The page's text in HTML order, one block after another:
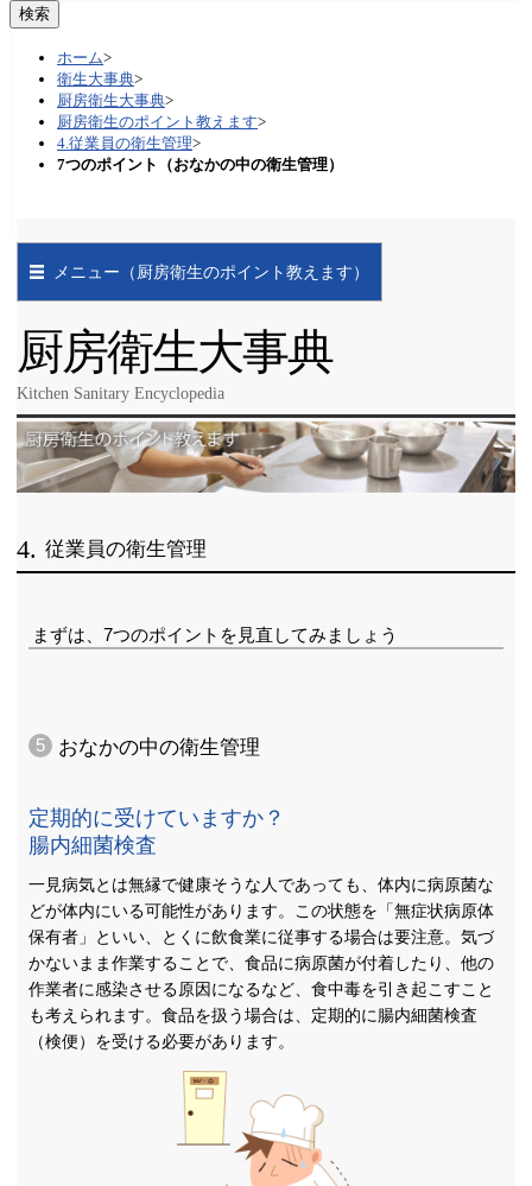
ホーム>
衛生大事典>
厨房衛生大事典>
厨房衛生のポイント教えます>
4.従業員の衛生管理>
7つのポイント（おなかの中の衛生管理）
メニュー（厨房衛生のポイント教えます）
厨房衛生大事典
Kitchen Sanitary Encyclopedia
4. 従業員の衛生管理
まずは、7つのポイントを見直してみましょう
5 おなかの中の衛生管理
定期的に受けていますか？
腸内細菌検査
一見病気とは無縁で健康そうな人であっても、体内に病原菌な
どが体内にいる可能性があります。この状態を「無症状病原体
保有者」といい、とくに飲食業に従事する場合は要注意。気づ
かないまま作業することで、食品に病原菌が付着したり、他の
作業者に感染させる原因になるなど、食中毒を引き起こすこと
も考えられます。食品を扱う場合は、定期的に腸内細菌検査
（検便）を受ける必要があります。